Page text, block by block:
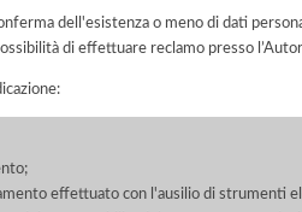
dell'esistenza o meno di dati
di effettuare reclamo presso
effettuato con l'ausilio di strumenti